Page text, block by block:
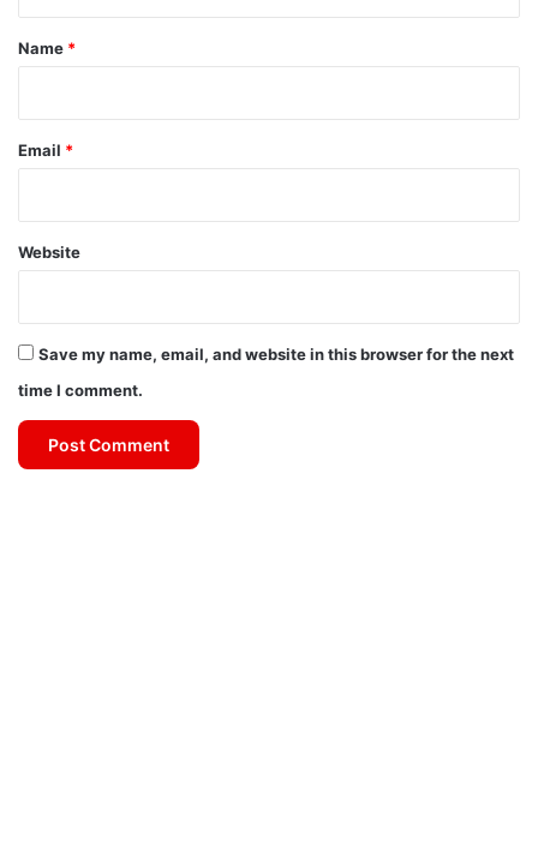
*
Name *
Email *
Website
Save my name, email, and website in this browser for the next
time I comment.